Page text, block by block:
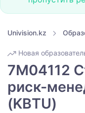
Univision.kz
Новая
7M04112
риск-
(KBTU)